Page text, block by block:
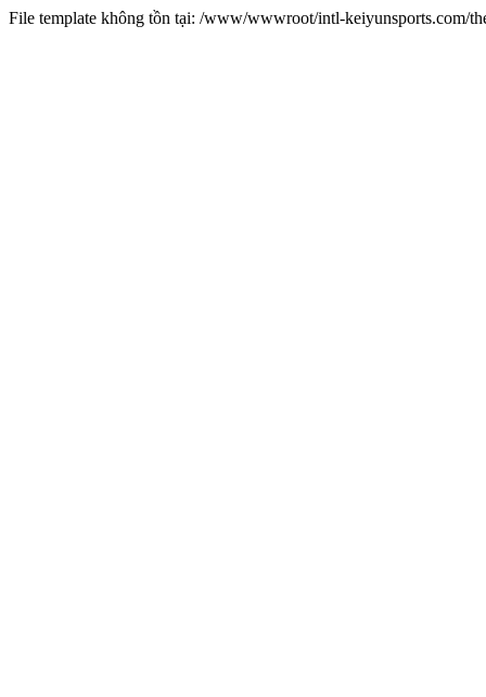
File template không tồn tại: /www/wwwroot/intl-keiyunsports.com/